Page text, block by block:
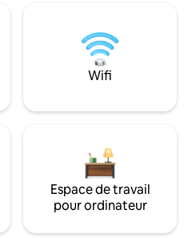
Wifi
Espace de travail
pour ordinateur